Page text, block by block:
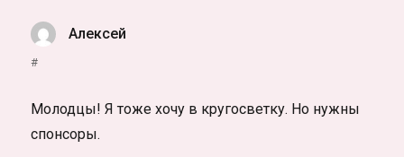
Алексей
#
Молодцы! Я тоже хочу в кругосветку. Но нужны
спонсоры.